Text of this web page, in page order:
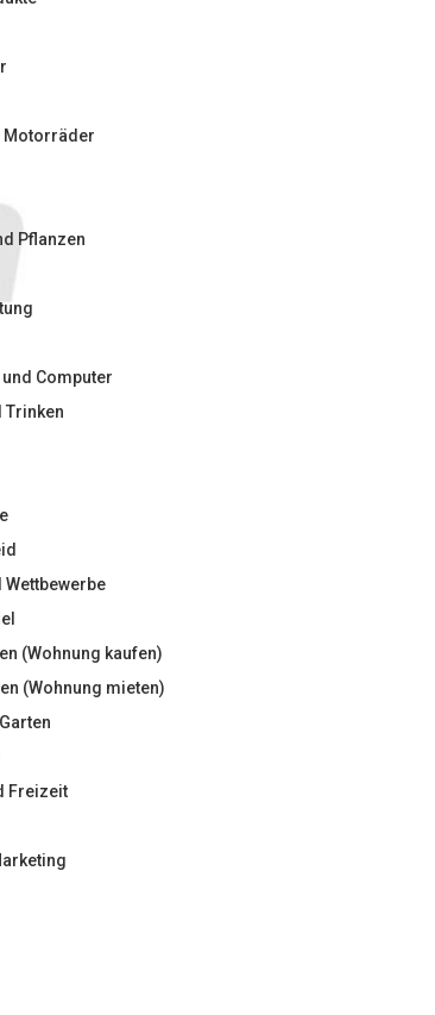
Motorräder
Pflanzen
Computer
Trinken
Wettbewerbe
(Wohnung kaufen)
(Wohnung mieten)
Freizeit